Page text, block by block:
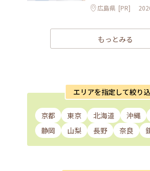
広島県 [PR]
もっとみる
エリアを指定して絞り
京都 東京 北海道 沖縄
静岡
山梨 長野 奈良